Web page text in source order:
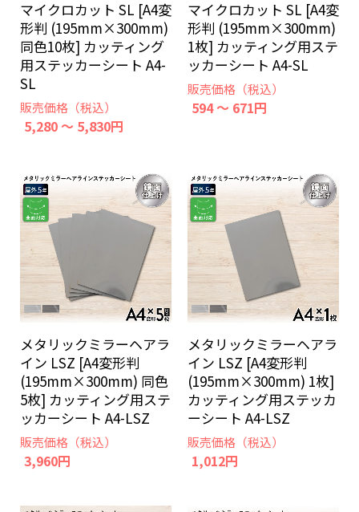
マイクロカット SL [A4変
形判 (195mm×300mm)
同色10枚] カッティング
用ステッカーシート A4-
SL
販売価格（税込）
5,280 ～ 5,830円
マイクロカット SL [A4変
形判 (195mm×300mm)
1枚] カッティング用ステ
ッカーシート A4-SL
販売価格（税込）
594 ～ 671円
メタリックミラーヘアラ
イン LSZ [A4変形判
(195mm×300mm) 同色
5枚] カッティング用ステ
ッカーシート A4-LSZ
販売価格（税込）
3,960円
メタリックミラーヘアラ
イン LSZ [A4変形判
(195mm×300mm) 1枚]
カッティング用ステッカ
ーシート A4-LSZ
販売価格（税込）
1,012円